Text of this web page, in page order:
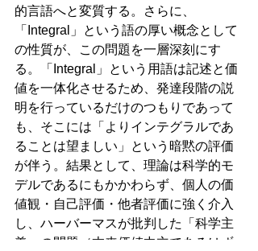
的言語へと変質する。さらに、
「Integral」という語の厚い概念として
の性質が、この問題を一層深刻にす
る。「Integral」という用語は記述と価
値を一体化させるため、発達段階の説
明を行っているだけのつもりであって
も、そこには「よりインテグラルであ
ることは望ましい」という暗黙の評価
が伴う。結果として、理論は科学的モ
デルであるにもかかわらず、個人の価
値観・自己評価・他者評価に強く介入
し、ハーバーマスが批判した「科学主
義」の問題（本来価値中立であるはず